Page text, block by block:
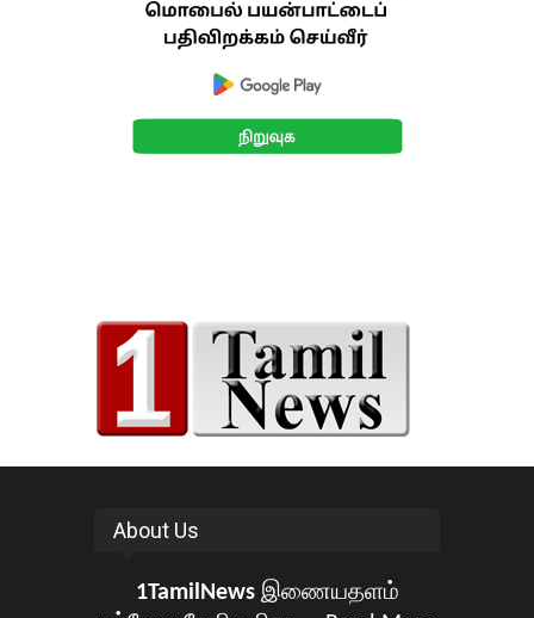
About Us
1TamilNewsஇணையதளம்